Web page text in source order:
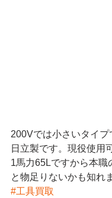
200Vでは小さいタイプ
日立製です。現役使用
1馬力65Lですから本職
と物足りないかも知れ
#工具買取